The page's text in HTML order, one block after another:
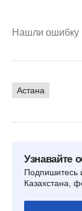
Нашли ошибку
Астана
Узнавайте
Подпишитесь
Казахстана,